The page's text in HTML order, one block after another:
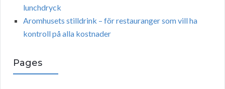
lunchdryck
Aromhusets stilldrink – för restauranger som vill ha
kontroll på alla kostnader
Pages